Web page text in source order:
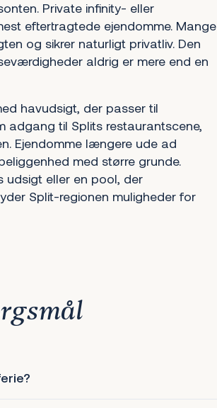
Private infinity- eller
eftertragtede ejendomme. Mange
og sikrer naturligt privatliv. Den
aldrig er mere end en
havudsigt, der passer til
adgang til Splits restaurantscene,
Ejendomme længere ude ad
med større grunde.
udsigt eller en pool, der
Split-regionen muligheder for